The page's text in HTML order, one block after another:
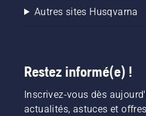
Autres sites Husqvarna
Restez informé(e) !
Inscrivez-vous dès
actualités, astuces et